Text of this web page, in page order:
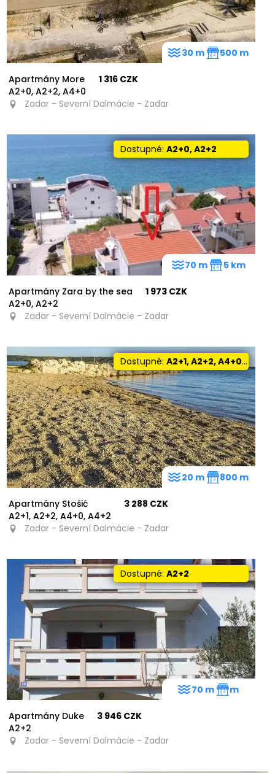
Apartmány More
A2+0, A2+2, A4+0
1 316 CZK
Zadar - Severní Dalmácie - Zadar
30 m 500 m
Dostupné: A2+0, A2+2
Apartmány Zara by the sea
A2+0, A2+2
1 973 CZK
Zadar - Severní Dalmácie - Zadar
70 m 5 km
Dostupné: A2+1, A2+2, A4+0, A4+2
Apartmány Stošić
A2+1, A2+2, A4+0, A4+2
3 288 CZK
Zadar - Severní Dalmácie - Zadar
20 m 800 m
Dostupné: A2+2
Apartmány Duke
A2+2
3 946 CZK
Zadar - Severní Dalmácie - Zadar
70 m m